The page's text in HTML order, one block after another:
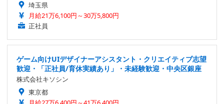
埼玉県
月給21万6,100円～30万5,800円
正社員
ゲーム向けUIデザイナーアシスタント・クリエイティブ志望
歓迎・「正社員/育休実績あり」・未経験歓迎・中央区銀座
株式会社キソシン
東京都